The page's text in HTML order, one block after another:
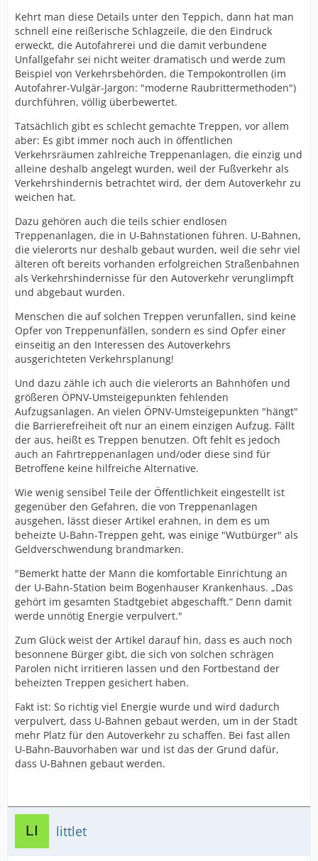
Kehrt man diese Details unter den Teppich, dann hat man
schnell eine reißerische Schlagzeile, die den Eindruck
erweckt, die Autofahrerei und die damit verbundene
Unfallgefahr sei nicht weiter dramatisch und werde zum
Beispiel von Verkehrsbehörden, die Tempokontrollen (im
Autofahrer-Vulgär-Jargon: "moderne Raubrittermethoden")
durchführen, völlig überbewertet.
Tatsächlich gibt es schlecht gemachte Treppen, vor allem
aber: Es gibt immer noch auch in öffentlichen
Verkehrsräumen zahlreiche Treppenanlagen, die einzig und
alleine deshalb angelegt wurden, weil der Fußverkehr als
Verkehrshindernis betrachtet wird, der dem Autoverkehr zu
weichen hat.
Dazu gehören auch die teils schier endlosen
Treppenanlagen, die in U-Bahnstationen führen. U-Bahnen,
die vielerorts nur deshalb gebaut wurden, weil die sehr viel
älteren oft bereits vorhanden erfolgreichen Straßenbahnen
als Verkehrshindernisse für den Autoverkehr verunglimpft
und abgebaut wurden.
Menschen die auf solchen Treppen verunfallen, sind keine
Opfer von Treppenunfällen, sondern es sind Opfer einer
einseitig an den Interessen des Autoverkehrs
ausgerichteten Verkehrsplanung!
Und dazu zähle ich auch die vielerorts an Bahnhöfen und
größeren ÖPNV-Umsteigepunkten fehlenden
Aufzugsanlagen. An vielen ÖPNV-Umsteigepunkten "hängt"
die Barrierefreiheit oft nur an einem einzigen Aufzug. Fällt
der aus, heißt es Treppen benutzen. Oft fehlt es jedoch
auch an Fahrtreppenanlagen und/oder diese sind für
Betroffene keine hilfreiche Alternative.
Wie wenig sensibel Teile der Öffentlichkeit eingestellt ist
gegenüber den Gefahren, die von Treppenanlagen
ausgehen, lässt dieser Artikel erahnen, in dem es um
beheizte U-Bahn-Treppen geht, was einige "Wutbürger" als
Geldverschwendung brandmarken.
"Bemerkt hatte der Mann die komfortable Einrichtung an
der U-Bahn-Station beim Bogenhauser Krankenhaus. „Das
gehört im gesamten Stadtgebiet abgeschafft.“ Denn damit
werde unnötig Energie verpulvert."
Zum Glück weist der Artikel darauf hin, dass es auch noch
besonnene Bürger gibt, die sich von solchen schrägen
Parolen nicht irritieren lassen und den Fortbestand der
beheizten Treppen gesichert haben.
Fakt ist: So richtig viel Energie wurde und wird dadurch
verpulvert, dass U-Bahnen gebaut werden, um in der Stadt
mehr Platz für den Autoverkehr zu schaffen. Bei fast allen
U-Bahn-Bauvorhaben war und ist das der Grund dafür,
dass U-Bahnen gebaut werden.
littlet